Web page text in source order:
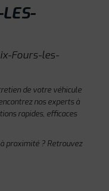
Fours-les-
de votre véhicule
nos experts à
rapides, efficaces
proximité ? Retrouvez